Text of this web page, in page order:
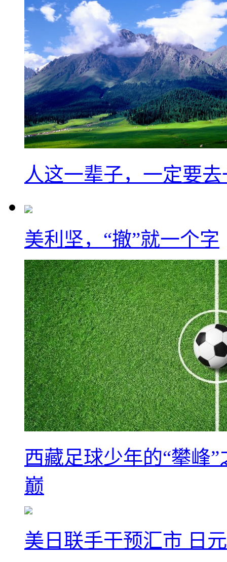
人这一辈子，一定要
美利坚，“撤”就一个字
西藏足球少年的“攀峰
巅
美日联手干预汇市 日